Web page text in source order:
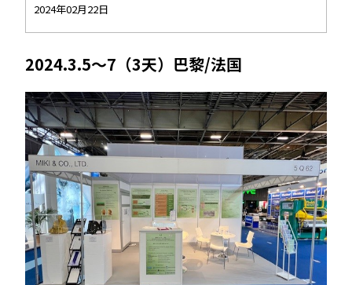
2024年02月22日
2024.3.5〜7（3天）巴黎/法国